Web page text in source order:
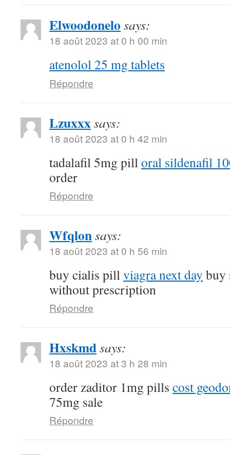
Elwoodonelo says:
18 août 2023 at 0 h 00 min
atenolol 25 mg tablets
Répondre
Lzuxxxsays:
18 août 2023 at 0 h 42 min
tadalafil 5mg pilloral sildenafil
order
Répondre
Wfqlonsays:
18 août 2023 at 0 h 56 min
buy cialis pillviagra next day buy
without prescription
Répondre
Hxskmdsays:
18 août 2023 at 3 h 28 min
order zaditor 1mg pills cost
75mg sale
Répondre